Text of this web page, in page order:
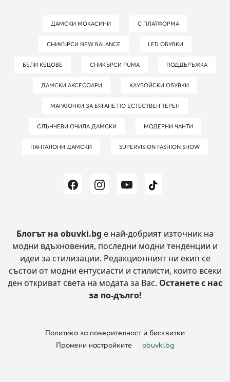
ДАМСКИ МОКАСИНИ С ПЛАТФОРМА
СНИКЪРСИ NEW BALANCE LED ОБУВКИ
БЕЛИ КЕЦОВЕ СНИКЪРСИ PUMA ПОДДЪРЪЖКА
ДАМСКИ АКСЕСОАРИ КАУБОЙСКИ ОБУВКИ
МАРАТОНКИ ЗА БЯГАНЕ ПО ЕСТЕСТВЕН ТЕРЕН
СЛЪНЧЕВИ ОЧИЛА ДАМСКИ МОДЕРНИ ЧАНТИ
ПАНТАЛОНИ ДАМСКИ SUPERVISION FASHION SHOW
Блогът на obuvki.bg е най-добрият източник на
модни вдъхновения, последни модни тенденции и
идеи за стилизации. Редакционният ни екип се
състои от модни ентусиасти и стилисти, които всеки
ден откриват света на модата за Вас. Останете с нас
за по-дълго!
Политика за поверителност и бисквитки
Промени настройките
obuvki.bg